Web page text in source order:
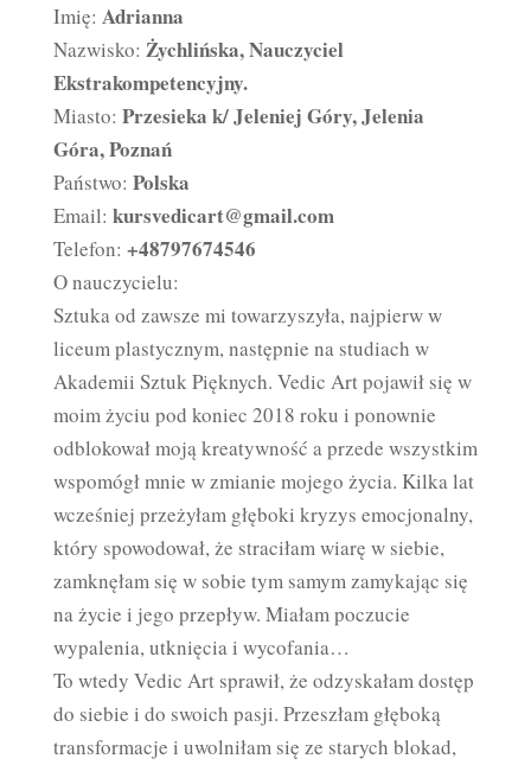
Imię: Adrianna
Nazwisko: Żychlińska, Nauczyciel
Ekstrakompetencyjny.
Miasto: Przesieka k/ Jeleniej Góry, Jelenia
Góra, Poznań
Państwo: Polska
Email: kursvedicart@gmail.com
Telefon: +48797674546
O nauczycielu:
Sztuka od zawsze mi towarzyszyła, najpierw w
liceum plastycznym, następnie na studiach w
Akademii Sztuk Pięknych. Vedic Art pojawił się w
moim życiu pod koniec 2018 roku i ponownie
odblokował moją kreatywność a przede wszystkim
wspomógł mnie w zmianie mojego życia. Kilka lat
wcześniej przeżyłam głęboki kryzys emocjonalny,
który spowodował, że straciłam wiarę w siebie,
zamknęłam się w sobie tym samym zamykając się
na życie i jego przepływ. Miałam poczucie
wypalenia, utknięcia i wycofania…
To wtedy Vedic Art sprawił, że odzyskałam dostęp
do siebie i do swoich pasji. Przeszłam głęboką
transformacje i uwolniłam się ze starych blokad,